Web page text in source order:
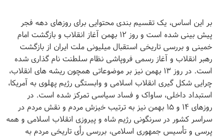
بر این اساس، یک تقسیم بندی محتوایی برای روزهای دهه فجر
پیش بینی شده است و روز ۱۲ بهمن آغاز انقلاب و بازگشت امام
خمینی و بررسی تاریخی استقبال میلیونی ملت ایران از بازگشت
رهبر انقلاب و آغاز رسمی فروپاشی نظام سلطنت نام گذاری شده
است. در روز ۱۳ بهمن نیز بر موضوعاتی همچون ریشه های انقلاب،
چرایی شکل گیری انقلاب اسلامی و وابستگی رژیم پهلوی به آمریکا،
استبداد داخلی، ساواک و فساد سیاسی تمرکز شده است. در
روزهای ۱۴ و ۱۵ بهمن نیز به ترتیب خیزش مردم و نقش مردم در
سراسر کشور در سرنگونی رژیم شاه و پیروزی انقلاب اسلامی و همه
پرسی و تأسیس جمهوری اسلامی، بررسی رأی تاریخی مردم به